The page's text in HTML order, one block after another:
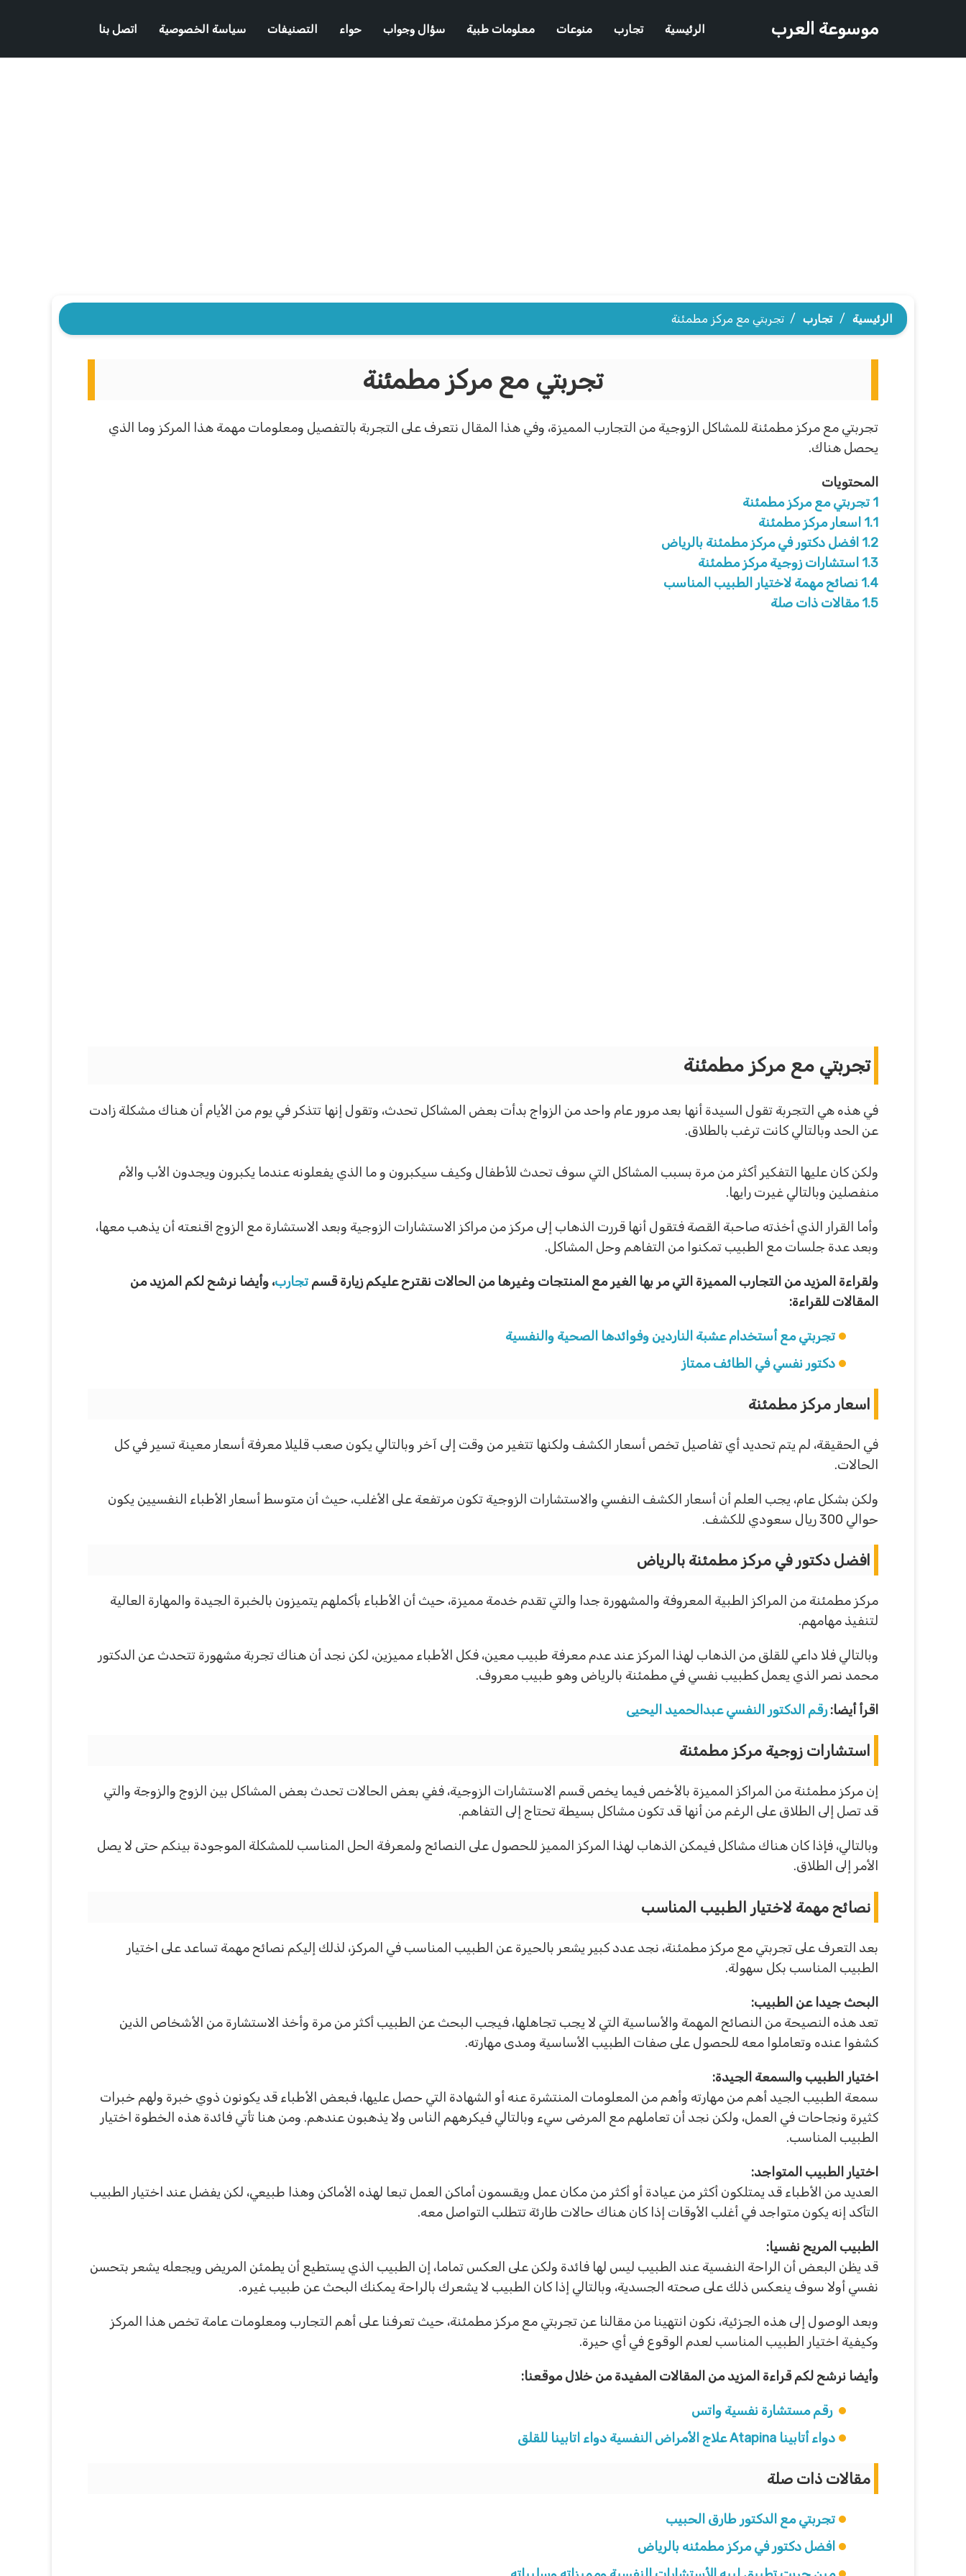
موسوعة العرب الرئيسية تجارب منوعات معلومات طبية سؤال وجواب حواء التصنيفات سياسة الخصوصية اتصل بنا
الرئيسية / تجارب / تجربتي مع مركز مطمئنة
تجربتي مع مركز مطمئنة
تجربتي مع مركز مطمئنة للمشاكل الزوجية من التجارب المميزة، وفي هذا المقال نتعرف على التجربة بالتفصيل ومعلومات مهمة هذا المركز وما الذي
يحصل هناك.
المحتويات
1 تجربتي مع مركز مطمئنة
1.1 اسعار مركز مطمئنة
1.2 افضل دكتور في مركز مطمئنة بالرياض
1.3 استشارات زوجية مركز مطمئنة
1.4 نصائح مهمة لاختيار الطبيب المناسب
1.5 مقالات ذات صلة
تجربتي مع مركز مطمئنة
في هذه هي التجربة تقول السيدة أنها بعد مرور عام واحد من الزواج بدأت بعض المشاكل تحدث، وتقول إنها تتذكر في يوم من الأيام أن هناك مشكلة زادت
عن الحد وبالتالي كانت ترغب بالطلاق.
ولكن كان عليها التفكير أكثر من مرة بسبب المشاكل التي سوف تحدث للأطفال وكيف سيكبرون و ما الذي يفعلونه عندما يكبرون ويجدون الأب والأم
منفصلين وبالتالي غيرت رايها.
وأما القرار الذي أخذته صاحبة القصة فتقول أنها قررت الذهاب إلى مركز من مراكز الاستشارات الزوجية وبعد الاستشارة مع الزوج اقنعته أن يذهب معها،
وبعد عدة جلسات مع الطبيب تمكنوا من التفاهم وحل المشاكل.
ولقراءة المزيد من التجارب المميزة التي مر بها الغير مع المنتجات وغيرها من الحالات نقترح عليكم زيارة قسم تجارب، وأيضا نرشح لكم المزيد من
المقالات للقراءة:
تجربتي مع أستخدام عشبة الناردين وفوائدها الصحية والنفسية
دكتور نفسي في الطائف ممتاز
اسعار مركز مطمئنة
في الحقيقة، لم يتم تحديد أي تفاصيل تخص أسعار الكشف ولكنها تتغير من وقت إلى آخر وبالتالي يكون صعب قليلا معرفة أسعار معينة تسير في كل
الحالات.
ولكن بشكل عام، يجب العلم أن أسعار الكشف النفسي والاستشارات الزوجية تكون مرتفعة على الأغلب، حيث أن متوسط أسعار الأطباء النفسيين يكون
حوالي 300 ريال سعودي للكشف.
افضل دكتور في مركز مطمئنة بالرياض
مركز مطمئنة من المراكز الطبية المعروفة والمشهورة جدا والتي تقدم خدمة مميزة، حيث أن الأطباء بأكملهم يتميزون بالخبرة الجيدة والمهارة العالية
لتنفيذ مهامهم.
وبالتالي فلا داعي للقلق من الذهاب لهذا المركز عند عدم معرفة طبيب معين، فكل الأطباء مميزين، لكن نجد أن هناك تجربة مشهورة تتحدث عن الدكتور
محمد نصر الذي يعمل كطبيب نفسي في مطمئنة بالرياض وهو طبيب معروف.
اقرأ أيضا:رقم الدكتور النفسي عبدالحميد اليحيى
استشارات زوجية مركز مطمئنة
إن مركز مطمئنة من المراكز المميزة بالأخص فيما يخص قسم الاستشارات الزوجية، ففي بعض الحالات تحدث بعض المشاكل بين الزوج والزوجة والتي
قد تصل إلى الطلاق على الرغم من أنها قد تكون مشاكل بسيطة تحتاج إلى التفاهم.
وبالتالي، فإذا كان هناك مشاكل فيمكن الذهاب لهذا المركز المميز للحصول على النصائح ولمعرفة الحل المناسب للمشكلة الموجودة بينكم حتى لا يصل
الأمر إلى الطلاق.
نصائح مهمة لاختيار الطبيب المناسب
بعد التعرف على تجربتي مع مركز مطمئنة، نجد عدد كبير يشعر بالحيرة عن الطبيب المناسب في المركز، لذلك إليكم نصائح مهمة تساعد على اختيار
الطبيب المناسب بكل سهولة.
البحث جيدا عن الطبيب:
تعد هذه النصيحة من النصائح المهمة والأساسية التي لا يجب تجاهلها، فيجب البحث عن الطبيب أكثر من مرة وأخذ الاستشارة من الأشخاص الذين
كشفوا عنده وتعاملوا معه للحصول على صفات الطبيب الأساسية ومدى مهارته.
اختيار الطبيب والسمعة الجيدة:
سمعة الطبيب الجيد أهم من مهارته وأهم من المعلومات المنتشرة عنه أو الشهادة التي حصل عليها، فبعض الأطباء قد يكونون ذوي خبرة ولهم خبرات
كثيرة ونجاحات في العمل، ولكن نجد أن تعاملهم مع المرضى سيء وبالتالي فيكرههم الناس ولا يذهبون عندهم. ومن هنا تأتي فائدة هذه الخطوة اختيار
الطبيب المناسب.
اختيار الطبيب المتواجد:
العديد من الأطباء قد يمتلكون أكثر من عيادة أو أكثر من مكان عمل ويقسمون أماكن العمل تبعا لهذه الأماكن وهذا طبيعي، لكن يفضل عند اختيار الطبيب
التأكد إنه يكون متواجد في أغلب الأوقات إذا كان هناك حالات طارئة تتطلب التواصل معه.
الطبيب المريح نفسيا:
قد يظن البعض أن الراحة النفسية عند الطبيب ليس لها فائدة ولكن على العكس تماما، إن الطبيب الذي يستطيع أن يطمئن المريض ويجعله يشعر بتحسن
نفسي أولا سوف ينعكس ذلك على صحته الجسدية، وبالتالي إذا كان الطبيب لا يشعرك بالراحة يمكنك البحث عن طبيب غيره.
وبعد الوصول إلى هذه الجزئية، نكون انتهينا من مقالنا عن تجربتي مع مركز مطمئنة، حيث تعرفنا على أهم التجارب ومعلومات عامة تخص هذا المركز
وكيفية اختيار الطبيب المناسب لعدم الوقوع في أي حيرة.
وأيضا نرشح لكم قراءة المزيد من المقالات المفيدة من خلال موقعنا:
رقم مستشارة نفسية واتس
دواء أتابينا Atapina علاج الأمراض النفسية دواء اتابينا للقلق
مقالات ذات صلة
تجربتي مع الدكتور طارق الحبيب
افضل دكتور في مركز مطمئنه بالرياض